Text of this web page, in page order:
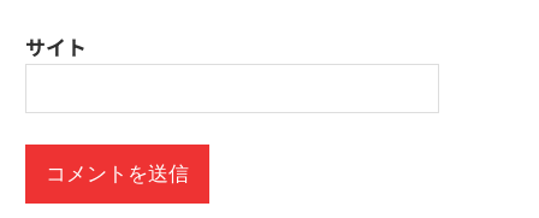
サイト